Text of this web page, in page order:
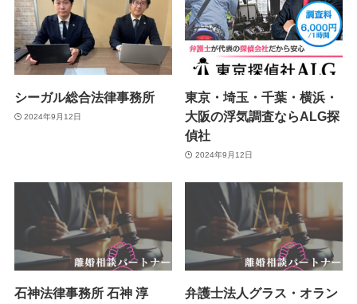
シーガル総合法律事務所
2024年9月12日
東京・埼玉・千葉・横浜・
大阪の浮気調査ならALG探
偵社
2024年9月12日
石神法律事務所 石神 淳
弁護士法人グラス・オラン